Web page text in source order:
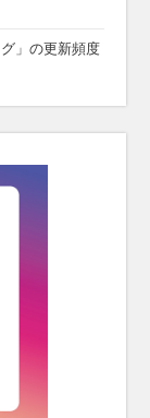
」の更新頻度